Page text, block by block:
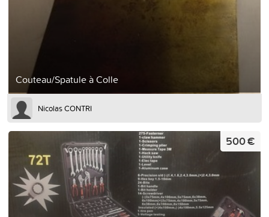
Couteau/Spatule à Colle
Nicolas CONTRI
500 €